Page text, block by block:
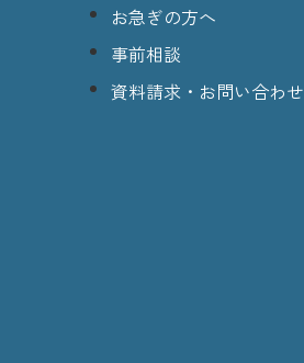
お急ぎの方へ
事前相談
資料請求・お問い合わせ